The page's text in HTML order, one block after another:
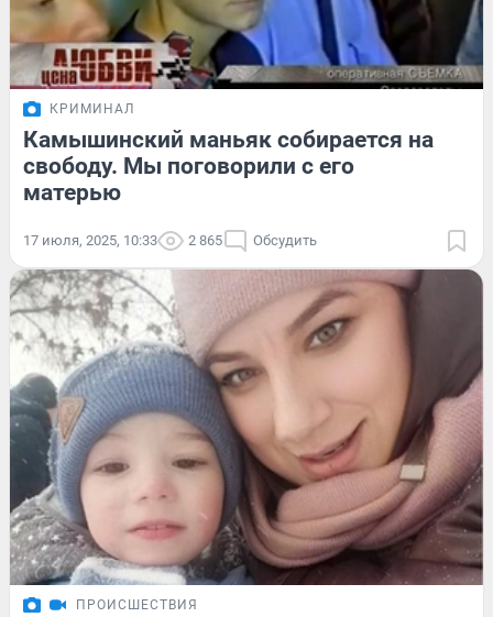
КРИМИНАЛ
Камышинский маньяк собирается на
свободу. Мы поговорили с его
матерью
17 июля, 2025, 10:33 2 865 Обсудить
ПРОИСШЕСТВИЯ